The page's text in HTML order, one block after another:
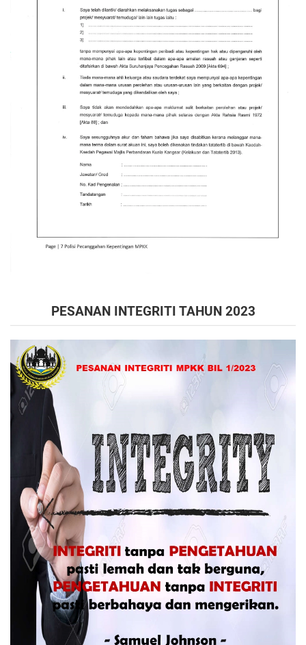
PESANAN INTEGRITI TAHUN 2023
Read more